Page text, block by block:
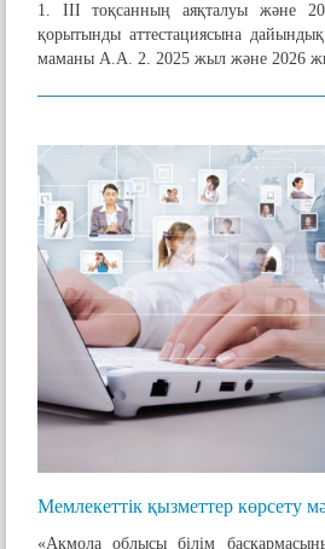
1. ІІІ тоқсанның аяқталуы және
қорытынды аттестациясына
маманы А.А. 2. 2025 жыл және 2026
Мемлекеттік қызметтер көрсету
«Ақмола облысы білім